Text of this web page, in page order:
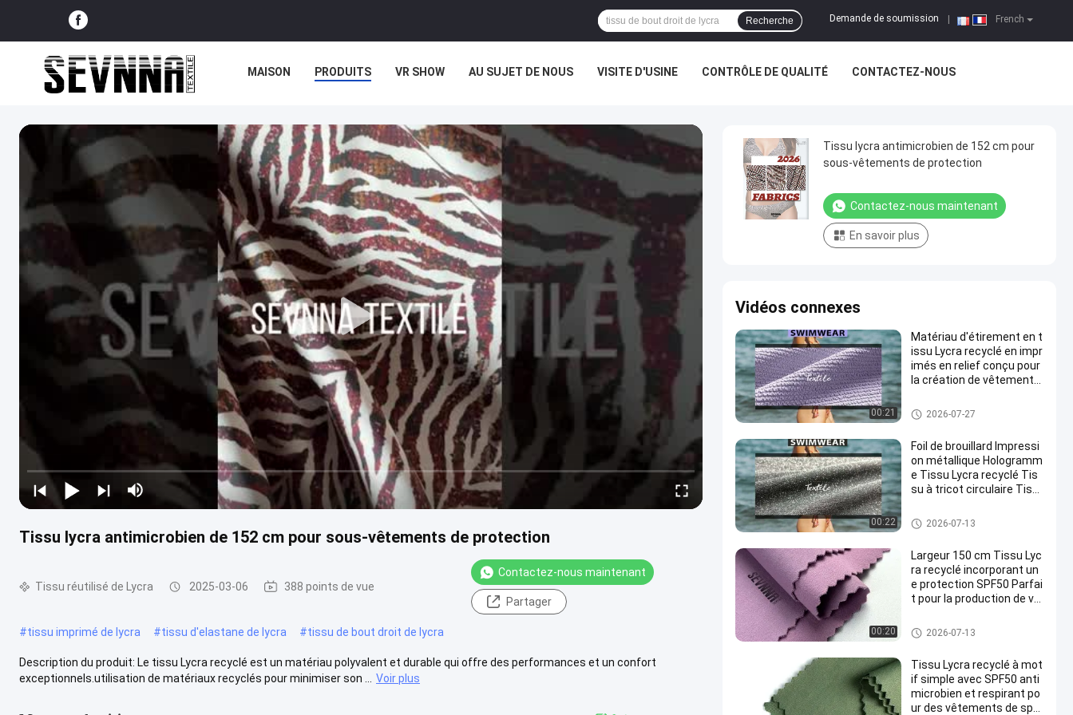
French
Demande de soumission
Recherche
MAISON PRODUITS VR SHOW AU SUJET DE NOUS VISITE D'USINE CONTRÔLE DE QUALITÉ CONTACTEZ-NOUS
Tissu lycra antimicrobien de 152 cm pour sous-vêtements de protection
Tissu réutilisé de Lycra 2025-03-06 388 points de vue
Contactez-nous maintenant
Partager
#tissu imprimé de lycra #tissu d'elastane de lycra #tissu de bout droit de lycra
Description du produit: Le tissu Lycra recyclé est un matériau polyvalent et durable qui offre des performances et un confort
exceptionnels.utilisation de matériaux recyclés pour minimiser son ...
Voir plus
Tissu lycra antimicrobien de 152 cm pour
sous-vêtements de protection
Contactez-nous maintenant
En savoir plus
Vidéos connexes
00:21
Matériau d'étirement en t
issu Lycra recyclé en impr
imés en relief conçu pour
la création de vêtements
bain
Tissu réutilisé de Lycra
2026-07-27
00:22
Foil de brouillard Impressi
on métallique Hologramm
e Tissu Lycra recyclé Tis
su à tricot circulaire Tiss
ent pour le port sportif Co
stumes de bain et vêtem
Tissu réutilisé de Lycra
2026-07-13
00:20
Largeur 150 cm Tissu Lyc
ra recyclé incorporant un
e protection SPF50 Parfai
t pour la production de vê
aillots de bain écologique
s
Tissu réutilisé de Lycra
2026-07-13
Tissu Lycra recyclé à mot
if simple avec SPF50 anti
microbien et respirant po
ur des vêtements de spor